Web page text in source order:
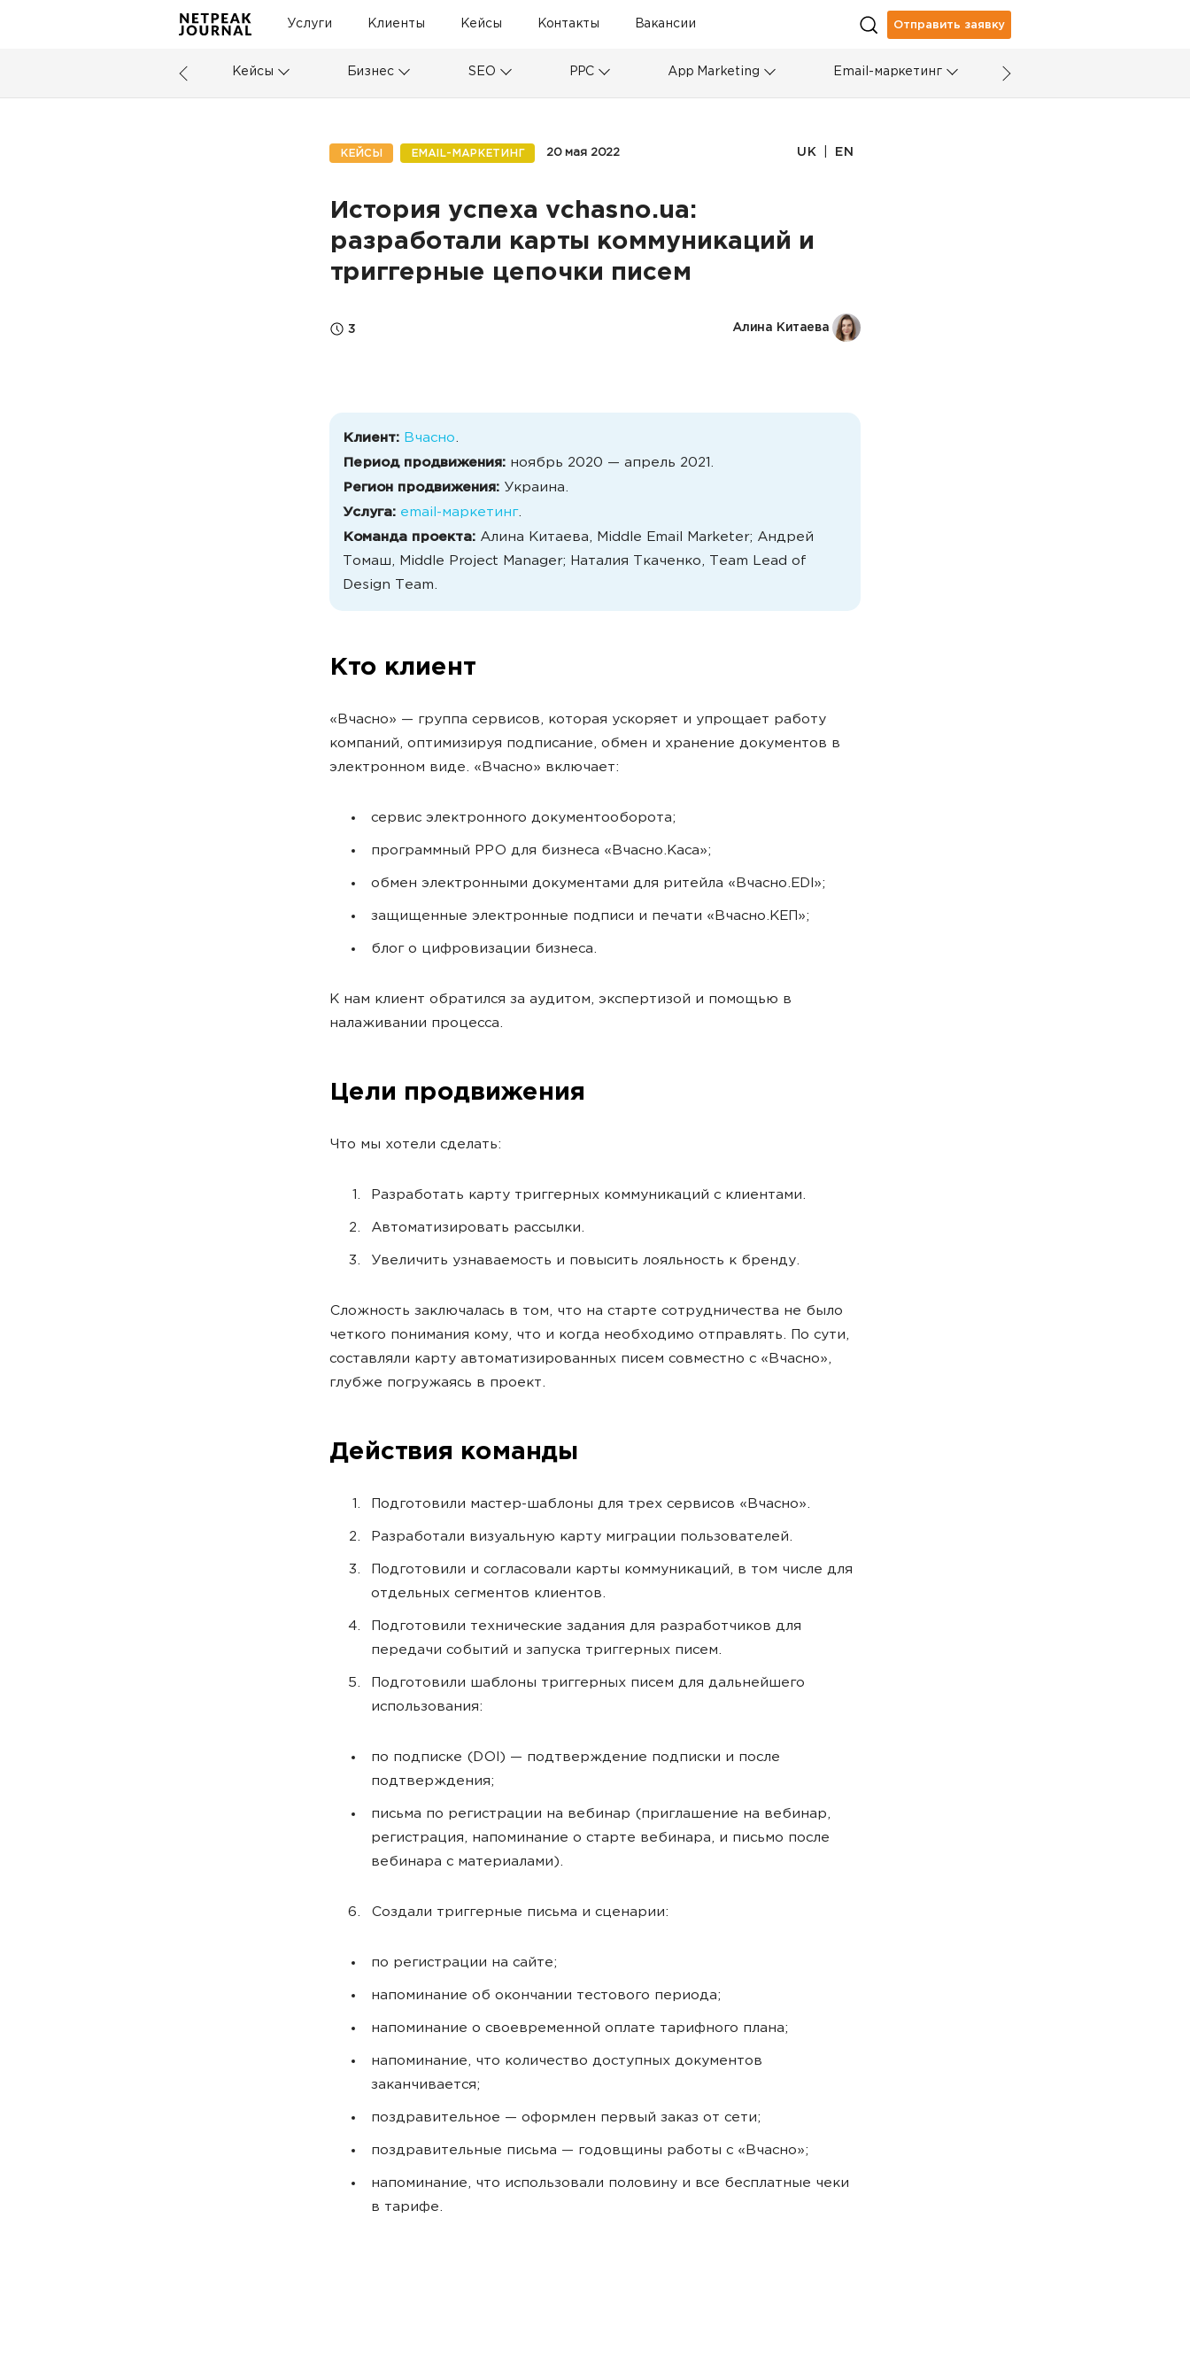
Услуги Клиенты Кейсы Контакты Вакансии Отправить заявку
Кейсы Бизнес SEO PPC App Marketing Email-маркетинг
КЕЙСЫ EMAIL-МАРКЕТИНГ 20 мая 2022 UK EN
История успеха vchasno.ua:
разработали карты коммуникаций и
триггерные цепочки писем
3 Алина Китаева
Клиент: Вчасно.
Период продвижения: ноябрь 2020 — апрель 2021.
Регион продвижения: Украина.
Услуга: email-маркетинг.
Команда проекта: Алина Китаева, Middle Email Marketer; Андрей
Томаш, Middle Project Manager; Наталия Ткаченко, Team Lead of
Design Team.
Кто клиент
«Вчасно» — группа сервисов, которая ускоряет и упрощает работу
компаний, оптимизируя подписание, обмен и хранение документов в
электронном виде. «Вчасно» включает:
сервис электронного документооборота;
программный РРО для бизнеса «Вчасно.Каса»;
обмен электронными документами для ритейла «Вчасно.EDI»;
защищенные электронные подписи и печати «Вчасно.КЕП»;
блог о цифровизации бизнеса.
К нам клиент обратился за аудитом, экспертизой и помощью в
налаживании процесса.
Цели продвижения
Что мы хотели сделать:
Разработать карту триггерных коммуникаций с клиентами.
Автоматизировать рассылки.
Увеличить узнаваемость и повысить лояльность к бренду.
Сложность заключалась в том, что на старте сотрудничества не было
четкого понимания кому, что и когда необходимо отправлять. По сути,
составляли карту автоматизированных писем совместно с «Вчасно»,
глубже погружаясь в проект.
Действия команды
Подготовили мастер-шаблоны для трех сервисов «Вчасно».
Разработали визуальную карту миграции пользователей.
Подготовили и согласовали карты коммуникаций, в том числе для
отдельных сегментов клиентов.
Подготовили технические задания для разработчиков для
передачи событий и запуска триггерных писем.
Подготовили шаблоны триггерных писем для дальнейшего
использования:
по подписке (DOI) — подтверждение подписки и после
подтверждения;
письма по регистрации на вебинар (приглашение на вебинар,
регистрация, напоминание о старте вебинара, и письмо после
вебинара с материалами).
Создали триггерные письма и сценарии:
по регистрации на сайте;
напоминание об окончании тестового периода;
напоминание о своевременной оплате тарифного плана;
напоминание, что количество доступных документов
заканчивается;
поздравительное — оформлен первый заказ от сети;
поздравительные письма — годовщины работы с «Вчасно»;
напоминание, что использовали половину и все бесплатные чеки
в тарифе.